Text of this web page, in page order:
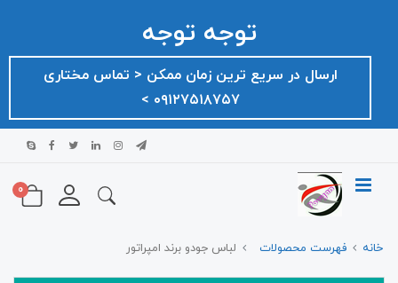
توجه توجه
ارسال در سریع ترین زمان ممکن ‌< تماس مختاری
۰۹۱۲۷۵۱۸۷۵۷ >
0
خانه فهرست محصولات لباس جودو برند امپراتور